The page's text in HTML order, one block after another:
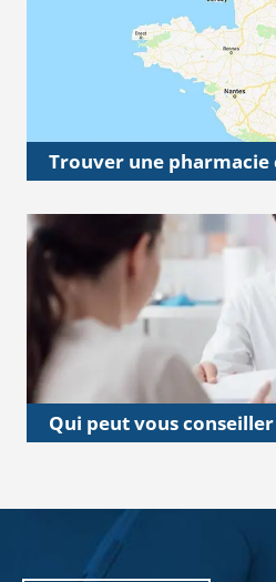
Trouver une pharmacie
Qui peut vous conseiller